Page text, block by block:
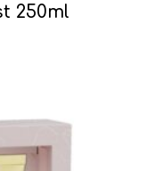
250ml